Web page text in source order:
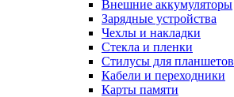
Внешние аккумуляторы
Зарядные устройства
Чехлы и накладки
Стекла и пленки
Стилусы для планшетов
Кабели и переходники
Карты памяти